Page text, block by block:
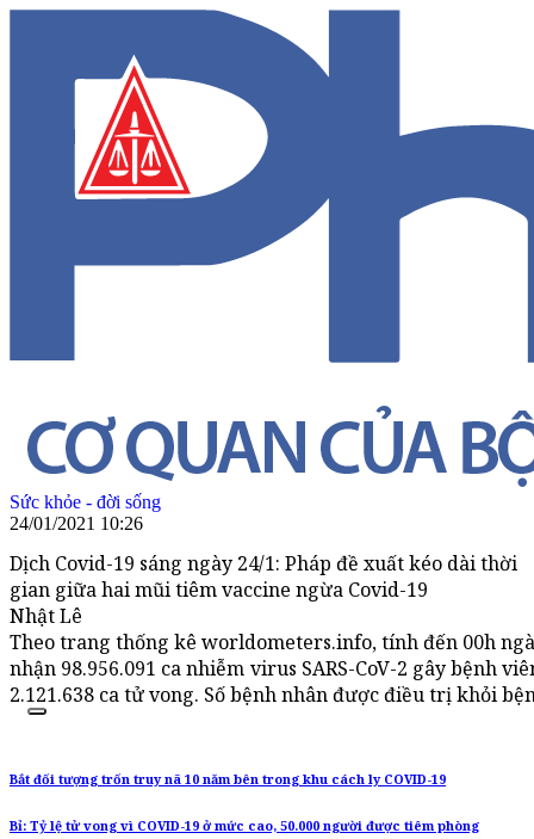
Sức khỏe - đời sống
24/01/2021 10:26
Dịch Covid-19 sáng ngày 24/1: Pháp đề xuất kéo dài thời
gian giữa hai mũi tiêm vaccine ngừa Covid-19
Nhật Lê
Theo trang thống kê worldometers.info, tính đến 00h
nhận 98.956.091 ca nhiễm virus SARS-CoV-2 gây bệnh
2.121.638 ca tử vong. Số bệnh nhân được điều trị khỏi
Bắt đối tượng trốn truy nã 10 năm bên trong khu cách ly COVID-19
Bỉ: Tỷ lệ tử vong vì COVID-19 ở mức cao, 50.000 người được tiêm phòng